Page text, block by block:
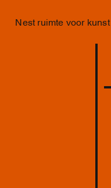
Nest ruimte voor kunst